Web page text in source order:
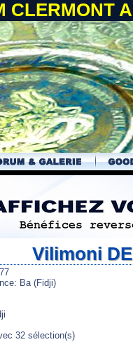
CLERMONT
Vilimoni
Ba (Fidji)
32 sélection(s)